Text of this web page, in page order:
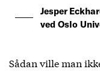
Jesper
ved Oslo
Sådan ville man